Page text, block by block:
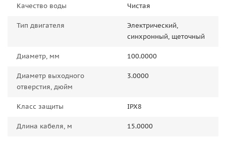
Качество воды Чистая
Тип двигателя
Электрический,
синхронный, щеточный
Диаметр, мм 100.0000
Диаметр выходного
отверстия, дюйм
3.0000
Класс защиты IPX8
Длина кабеля, м 15.0000